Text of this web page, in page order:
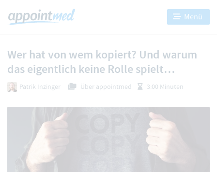
Menü
Wer hat von wem kopiert? Und warum
das eigentlich keine Rolle spielt…
Patrik Inzinger Über appointmed 3:00 Minuten